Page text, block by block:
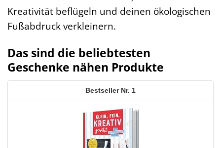
Kreativität beflügeln und deinen ökologischen
Fußabdruck verkleinern.
Das sind die beliebtesten
Geschenke nähen Produkte
1